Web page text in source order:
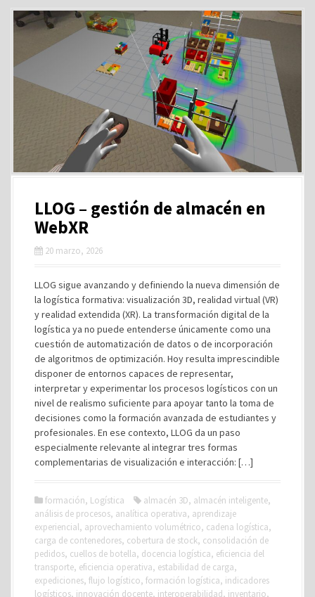
LLOG – gestión de almacén en
WebXR
20 marzo, 2026
LLOG sigue avanzando y definiendo la nueva dimensión de
la logística formativa: visualización 3D, realidad virtual (VR)
y realidad extendida (XR). La transformación digital de la
logística ya no puede entenderse únicamente como una
cuestión de automatización de datos o de incorporación
de algoritmos de optimización. Hoy resulta imprescindible
disponer de entornos capaces de representar,
interpretar y experimentar los procesos logísticos con un
nivel de realismo suficiente para apoyar tanto la toma de
decisiones como la formación avanzada de estudiantes y
profesionales. En ese contexto, LLOG da un paso
especialmente relevante al integrar tres formas
complementarias de visualización e interacción: […]
formación, Logística almacén 3D, almacén inteligente,
análisis de procesos, analítica operativa, aprendizaje
experiencial, aprovechamiento volumétrico, cadena logística,
carga de contenedores, cobertura de stock, consolidación de
pedidos, cuellos de botella, docencia logística, eficiencia del
transporte, eficiencia operativa, estabilidad de carga,
expediciones, flujo logístico, formación logística, indicadores
logísticos, innovación docente, interoperabilidad, inventario,